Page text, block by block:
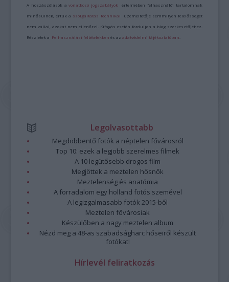
A hozzászólások avonatkozó jogszabályok értelmében felhasználói tartalomnak
minősülnek, értük a szolgáltatás technikai üzemeltetője semmilyen felelősséget
nem vállal, azokat nem ellenőrzi. Kifogás esetén forduljon a blog szerkesztőjéhez.
Részletek a Felhasználási feltételekben és azadatvédelmi tájékoztatóban
Legolvasottabb
Megdöbbentő fotók a néptelen fővárosról
Top 10: ezek a legjobb szerelmes filmek
A 10 legütősebb drogos film
Megjöttek a meztelen hősnők
Meztelenség és anatómia
A forradalom egy holland fotós szemével
A legizgalmasabb fotók 2015-ből
Meztelen fővárosiak
Készülőben a nagy meztelen album
Nézd meg a 48-as szabadságharc hőseiről készült
fotókat!
Hírlevél feliratkozás